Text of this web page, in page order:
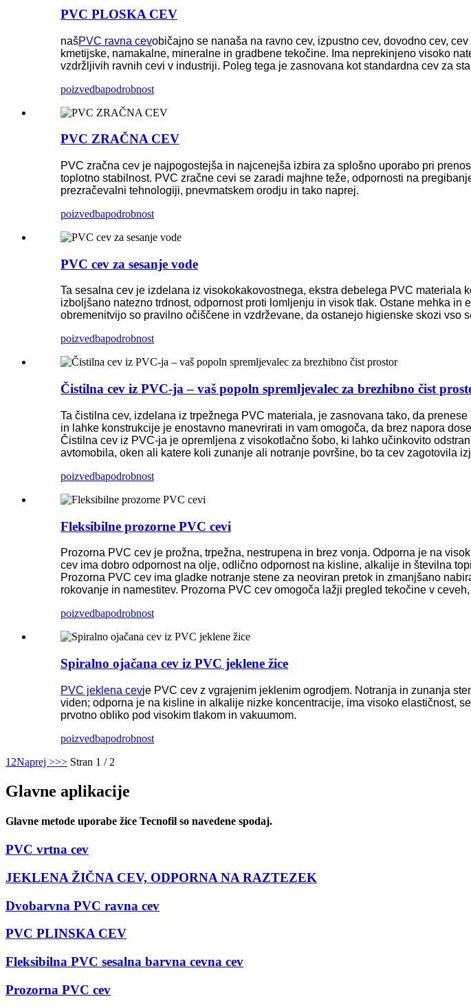
PVC PLOSKA CEV
našPVC ravna cevobičajno se nanaša na ravno cev, izpustno cev, dovodno cev, cev
kmetijske, namakalne, mineralne in gradbene tekočine. Ima neprekinjeno visoko
vzdržljivih ravnih cevi v industriji. Poleg tega je zasnovana kot standardna cev za
poizvedbapodrobnost
PVC ZRAČNA CEV
PVC zračna cev je najpogostejša in najcenejša izbira za splošno uporabo pri
toplotno stabilnost. PVC zračne cevi se zaradi majhne teže, odpornosti na
prezračevalni tehnologiji, pnevmatskem orodju in tako naprej.
poizvedbapodrobnost
PVC cev za sesanje vode
Ta sesalna cev je izdelana iz visokokakovostnega, ekstra debelega PVC
izboljšano natezno trdnost, odpornost proti lomljenju in visok tlak. Ostane mehka
obremenitvijo so pravilno očiščene in vzdrževane, da ostanejo higienske skozi vso
poizvedbapodrobnost
Čistilna cev iz PVC-ja – vaš popoln spremljevalec za brezhibno čist
Ta čistilna cev, izdelana iz trpežnega PVC materiala, je zasnovana tako, da
in lahke konstrukcije je enostavno manevrirati in vam omogoča, da brez napora
Čistilna cev iz PVC-ja je opremljena z visokotlačno šobo, ki lahko učinkovito
avtomobila, oken ali katere koli zunanje ali notranje površine, bo ta cev zagotovila
poizvedbapodrobnost
Fleksibilne prozorne PVC cevi
Prozorna PVC cev je prožna, trpežna, nestrupena in brez vonja. Odporna je na
cev ima dobro odpornost na olje, odlično odpornost na kisline, alkalije in številna
Prozorna PVC cev ima gladke notranje stene za neoviran pretok in zmanjšano
rokovanje in namestitev. Prozorna PVC cev omogoča lažji pregled tekočine v
poizvedbapodrobnost
Spiralno ojačana cev iz PVC jeklene žice
PVC jeklena cevje PVC cev z vgrajenim jeklenim ogrodjem. Notranja in zunanja
viden; odporna je na kisline in alkalije nizke koncentracije, ima visoko elastičnost,
prvotno obliko pod visokim tlakom in vakuumom.
poizvedbapodrobnost
1 2Naprej >>> Stran 1 / 2
Glavne aplikacije
Glavne metode uporabe žice Tecnofil so navedene spodaj.
PVC vrtna cev
JEKLENA ŽIČNA CEV, ODPORNA NA RAZTEZEK
Dvobarvna PVC ravna cev
PVC PLINSKA CEV
Fleksibilna PVC sesalna barvna cevna cev
Prozorna PVC cev